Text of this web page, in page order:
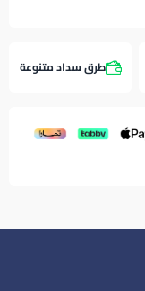
طرق سداد متنوعة